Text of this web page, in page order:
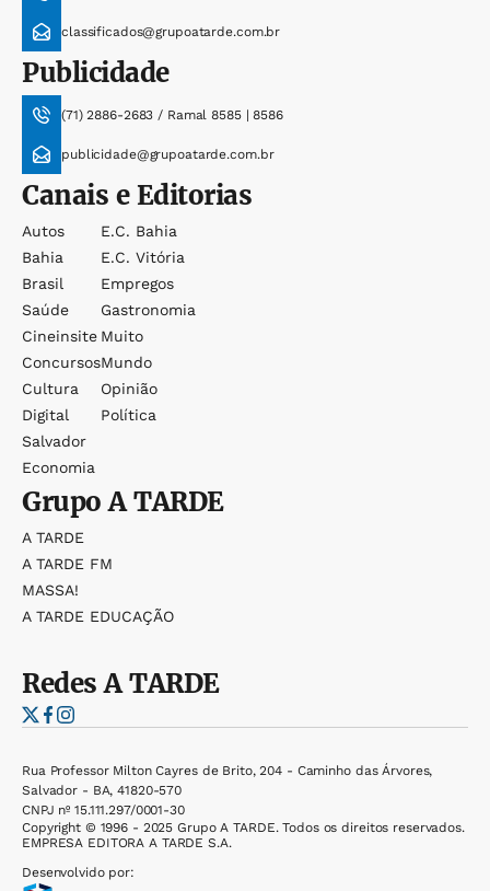
classificados@grupoatarde.com.br
Publicidade
(71) 2886-2683 / Ramal 8585 | 8586
publicidade@grupoatarde.com.br
Canais e Editorias
Autos
Bahia
Brasil
Saúde
Cineinsite
Concursos
Cultura
Digital
Salvador
Economia
E.c. Bahia
E.c. Vitória
Empregos
Gastronomia
Muito
Mundo
Opinião
Política
GrupoA TARDE
A TARDE
A TARDE FM
MASSA!
A TARDE EDUCAÇÃO
RedesA TARDE
Rua Professor Milton Cayres de Brito, 204 - Caminho das Árvores,
Salvador - BA, 41820-570
CNPJ nº 15.111.297/0001-30
Copyright © 1996 - 2025 Grupo A TARDE. Todos os direitos reservados.
EMPRESA EDITORA A TARDE S.A.
Desenvolvido por: